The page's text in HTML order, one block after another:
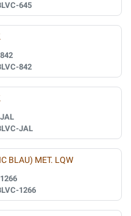
645
842
842
JAL
JAL
BLAU) MET. LQW
1266
1266